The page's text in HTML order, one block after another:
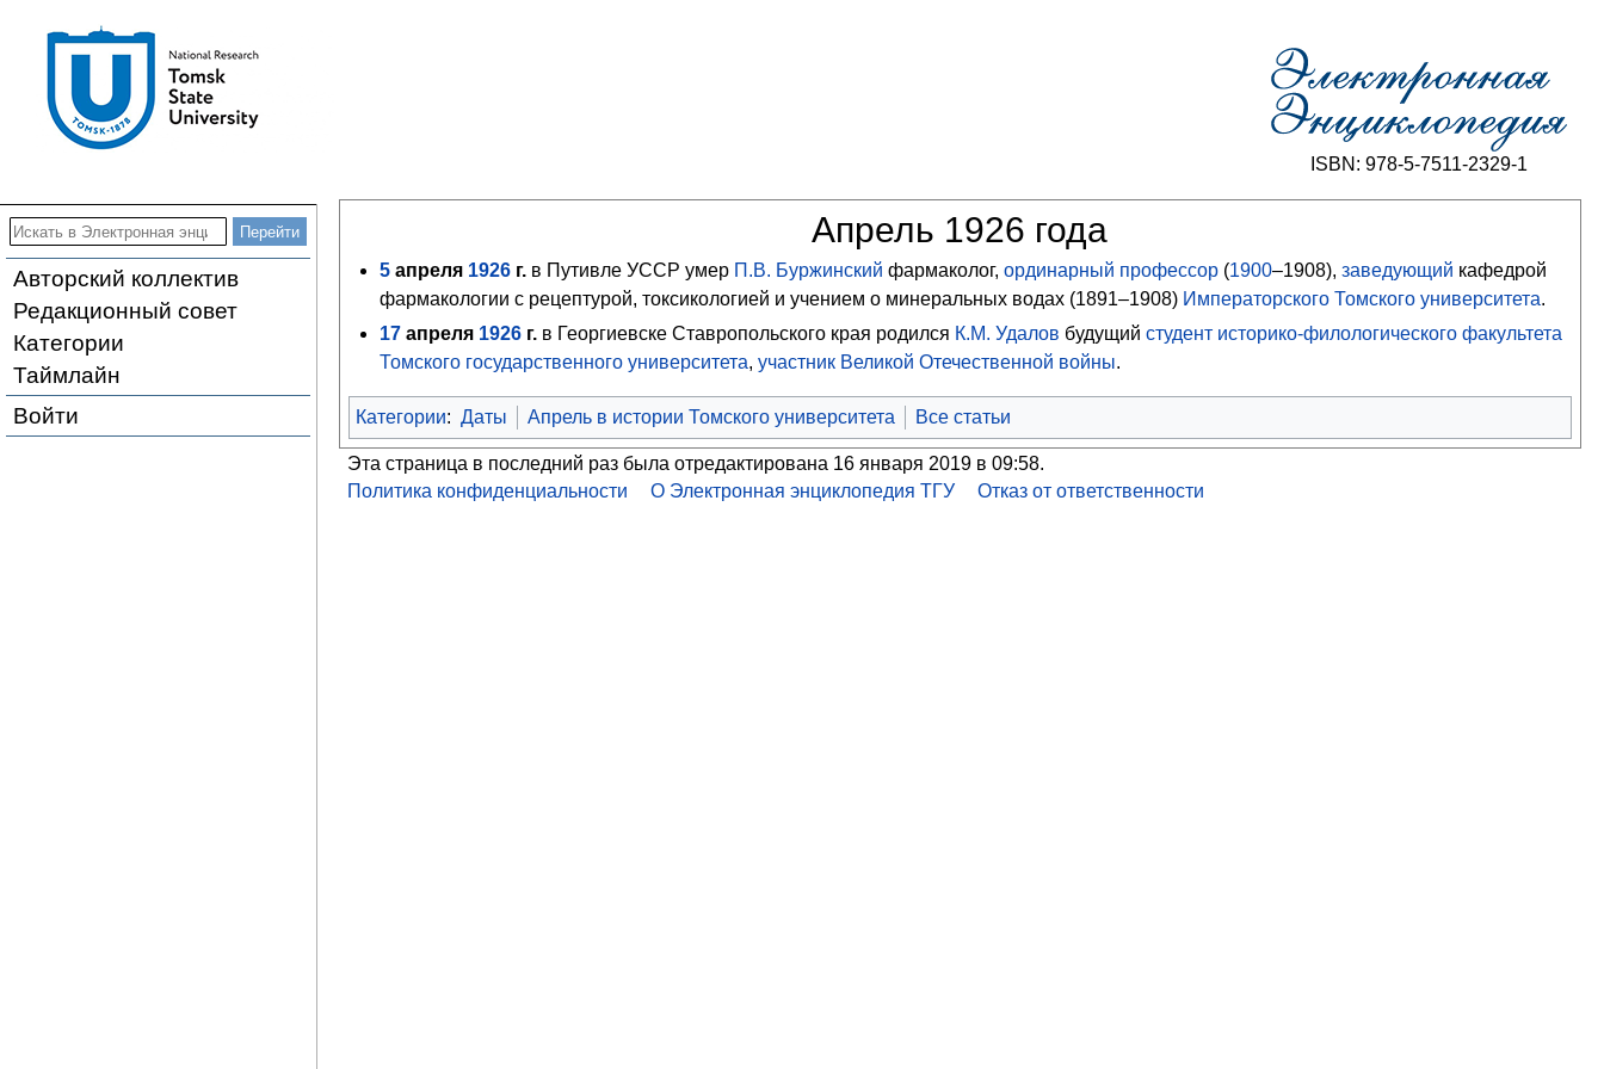
ISBN: 978-5-7511-2329-1
Авторский коллектив
Редакционный совет
Категории
Таймлайн
Войти
Апрель 1926 года
5 апреля 1926г.в Путивле УССР умер П.В. Буржинский фармаколог, ординарный профессор(1900–1908), заведующий кафедрой
фармакологии с рецептурой, токсикологией и учением о минеральных водах (1891–1908) Императорского Томского университета.
17 апреля 1926г.в Георгиевске Ставропольского края родился К.М. Удалов будущий студент историко-филологического факультета
Томского государственного университета, участник Великой Отечественной войны.
Категории: Даты Апрель в истории Томского университета Все статьи
Эта страница в последний раз была отредактирована 16 января 2019 в 09:58.
Политика конфиденциальности
О Электронная энциклопедия ТГУ Отказ от ответственности